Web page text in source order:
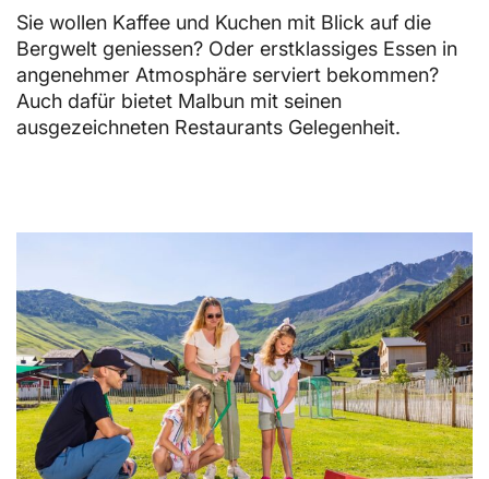
Sie wollen Kaffee und Kuchen mit Blick auf die
Bergwelt geniessen? Oder erstklassiges Essen in
angenehmer Atmosphäre serviert bekommen?
Auch dafür bietet Malbun mit seinen
ausgezeichneten Restaurants Gelegenheit.